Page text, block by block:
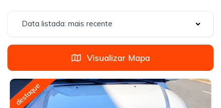
Data listada: mais recente
Visualizar Mapa
destaque